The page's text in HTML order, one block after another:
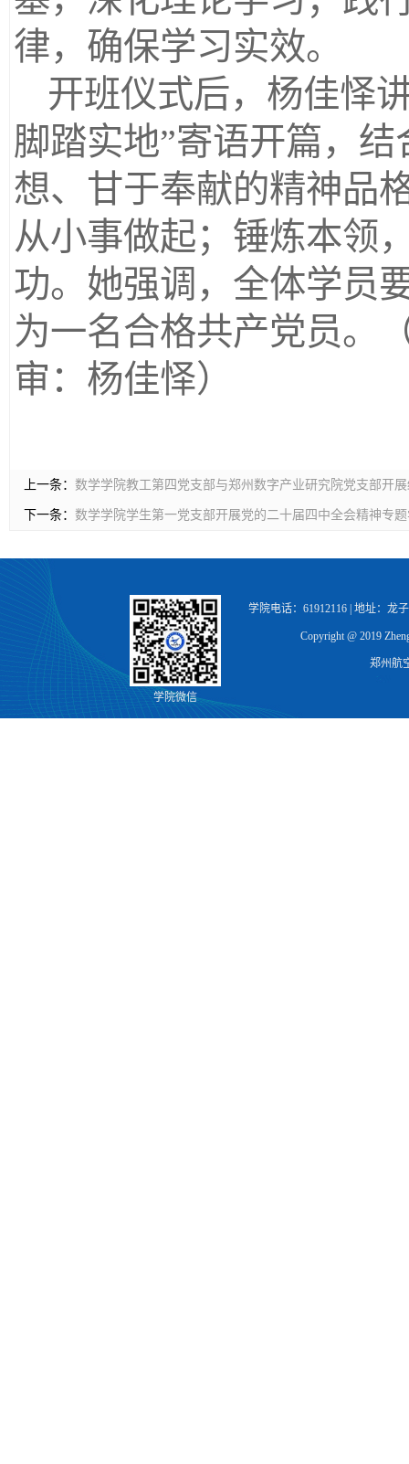
律，确保学习实效。
开班仪式后，杨佳怿
脚踏实地”寄语开篇，
想、甘于奉献的精神品
从小事做起；锤炼本领
功。她强调，全体学员
为一名合格共产党员。
审：杨佳怿）
上一条： 数学学院教工第四党支部与郑州数字产业研究院党支部开
下一条： 数学学院学生第一党支部开展党的二十届四中全会精神专
学院微信
学院电话：61912116 | 地址：龙
Copyright @ 2019
郑州航